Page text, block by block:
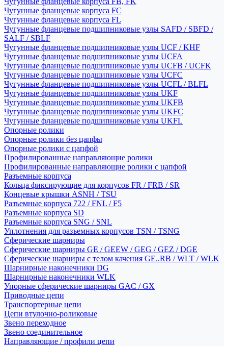
Чугунные фланцевые корпуса FC
Чугунные фланцевые корпуса FL
Чугунные фланцевые подшипниковые узлы SAFD / SBFD /
SALF / SBLF
Чугунные фланцевые подшипниковые узлы UCF / KHF
Чугунные фланцевые подшипниковые узлы UCFA
Чугунные фланцевые подшипниковые узлы UCFB / UCFK
Чугунные фланцевые подшипниковые узлы UCFC
Чугунные фланцевые подшипниковые узлы UCFL / BLFL
Чугунные фланцевые подшипниковые узлы UKF
Чугунные фланцевые подшипниковые узлы UKFB
Чугунные фланцевые подшипниковые узлы UKFC
Чугунные фланцевые подшипниковые узлы UKFL
Опорные ролики
Опорные ролики без цапфы
Опорные ролики с цапфой
Профилированные направляющие ролики
Профилированные направляющие ролики с цапфой
Разъемные корпуса
Кольца фиксирующие для корпусов FR / FRB / SR
Концевые крышки ASNH / TSU
Разъемные корпуса 722 / FNL / F5
Разъемные корпуса SD
Разъемные корпуса SNG / SNL
Уплотнения для разъемных корпусов TSN / TSNG
Сферические шарниры
Сферические шарниры GE / GEEW / GEG / GEZ / DGE
Сферические шарниры с телом качения GE..RB / WLT / WLK
Шарнирные наконечники DG
Шарнирные наконечники WLK
Упорные сферические шарниры GAC / GX
Приводные цепи
Транспортерные цепи
Цепи втулочно-роликовые
Звено переходное
Звено соединительное
Направляющие / профили цепи